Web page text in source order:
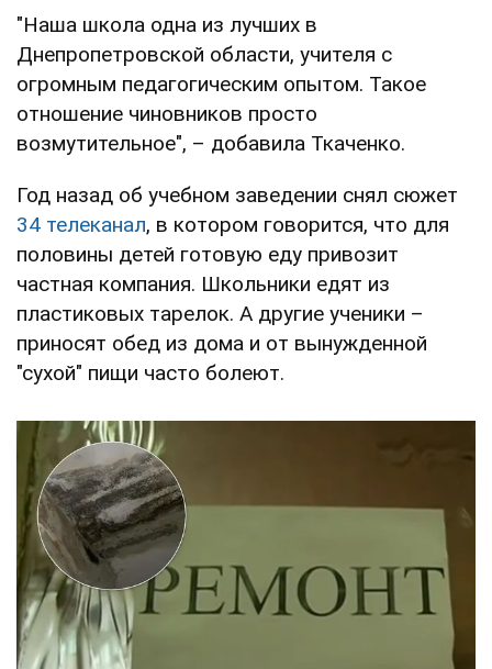
"Наша школа одна из лучших в
Днепропетровской области, учителя с
огромным педагогическим опытом. Такое
отношение чиновников просто
возмутительное", – добавила Ткаченко.
Год назад об учебном заведении снял сюжет
34 телеканал, в котором говорится, что для
половины детей готовую еду привозит
частная компания. Школьники едят из
пластиковых тарелок. А другие ученики –
приносят обед из дома и от вынужденной
"сухой" пищи часто болеют.